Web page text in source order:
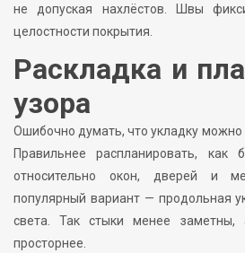
не допуская нахлёстов. Швы
целостности покрытия.
Раскладка и
узора
Ошибочно думать, что укладку можно
Правильнее распланировать, как
относительно окон, дверей и
популярный вариант — продольная
света. Так стыки менее заметны,
просторнее.